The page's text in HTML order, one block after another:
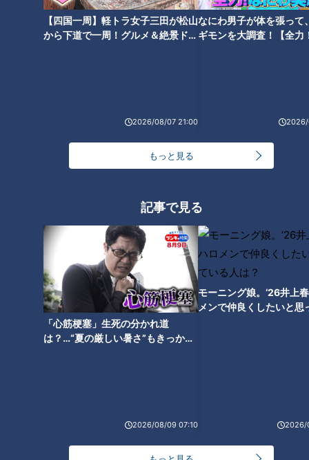
【四国一周】軽トラ女子三田が松山
から下道で一周！グルメ＆絶景ドラ
2026/08/07 21:00
なにわ男子が体を張って
ギモンを大調査！【全力
2026/
もっと見る
記事で見る
「心筋梗塞」生死の分かれ道
は？…“夏の厳しい暑さ”もきっかけ
2026/08/09 07:10
モーニング娘。‘26井上
メンで仲良くしたいと思
2026/
大島選手：たしかにインハイですね（笑）。だいぶインハイで
すね。全然考えてないですけどね。なりたいと言ってなれるも
のでもないですし、まだそこまで考えてないというのが本音で
れはタイミングとか。自分がやりたいですと言ってやれるもの
ではないので、そんなに気にしてないです。
――大島監督になったらどんなドラゴンズにしたい？
大島選手：うーん、そうですね・・・ちょっと見逃していいで
２０００安打達成について 自慢したい人は？ご
褒美は？